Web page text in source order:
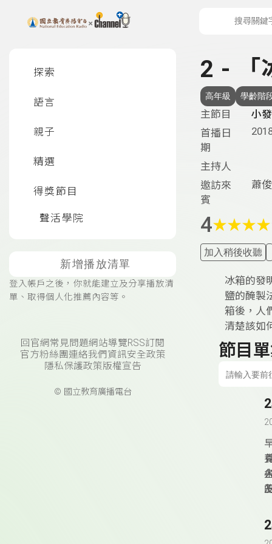
上方功能區塊
探索
語言
親子
精選
得獎節目
聲活學院
新增播放清單
登入帳戶之後，你就能建立及分享播放清
單、取得個人化推薦內容等。
回官網常見問題網站導覽RSS訂閱
官方粉絲團連絡我們 資訊安全政策
隱私保護政策版權宣告
© 國立教育廣播電台
2 - 「
高年級 學齡階
主節目
小
首播日
期
主持人
邀訪來
賓
蕭
4★★★★
加入稍後收聽
冰箱的發
鹽的醃製
箱後，人
清楚該如
節目